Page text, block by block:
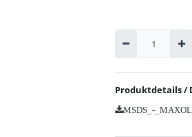
Produktdetails /
MSDS_-